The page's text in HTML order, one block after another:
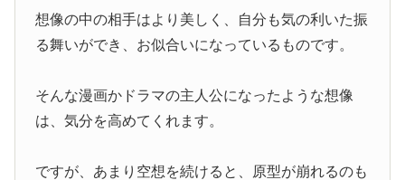
想像の中の相手はより美しく、自分も気の利いた振
る舞いができ、お似合いになっているものです。
そんな漫画かドラマの主人公になったような想像
は、気分を高めてくれます。
ですが、あまり空想を続けると、原型が崩れるのも